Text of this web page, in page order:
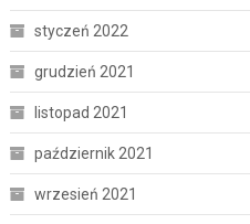
styczeń 2022
grudzień 2021
listopad 2021
październik 2021
wrzesień 2021